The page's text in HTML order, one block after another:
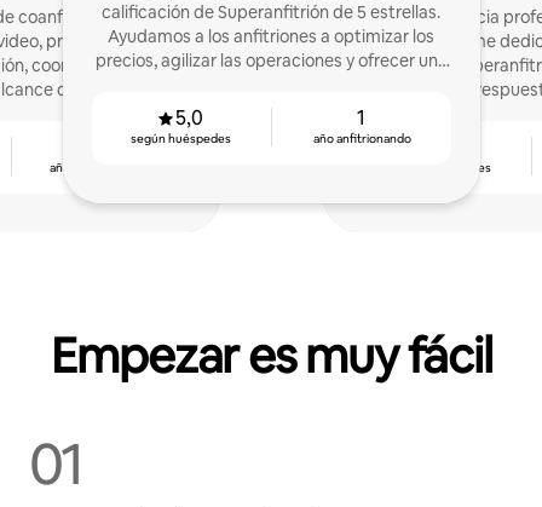
coanfitrión por Roxy
precios, asistencia
coordinación de
de marketing.
años anfitrionando
calificación de Superanfitrión de 5 estrellas.
Ayudamos a los anfitriones a optimizar los
precios, agilizar las operaciones y ofrecer una
5,0
según huéspedes
1
año anfitrionando
Tengo experiencia
de Finanzas y me
2022. Soy
índice de
según huéspedes
Empezar es muy fácil
01